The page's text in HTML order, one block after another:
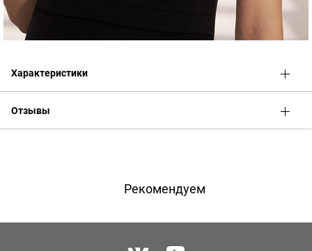
Характеристики
Отзывы
Рекомендуем